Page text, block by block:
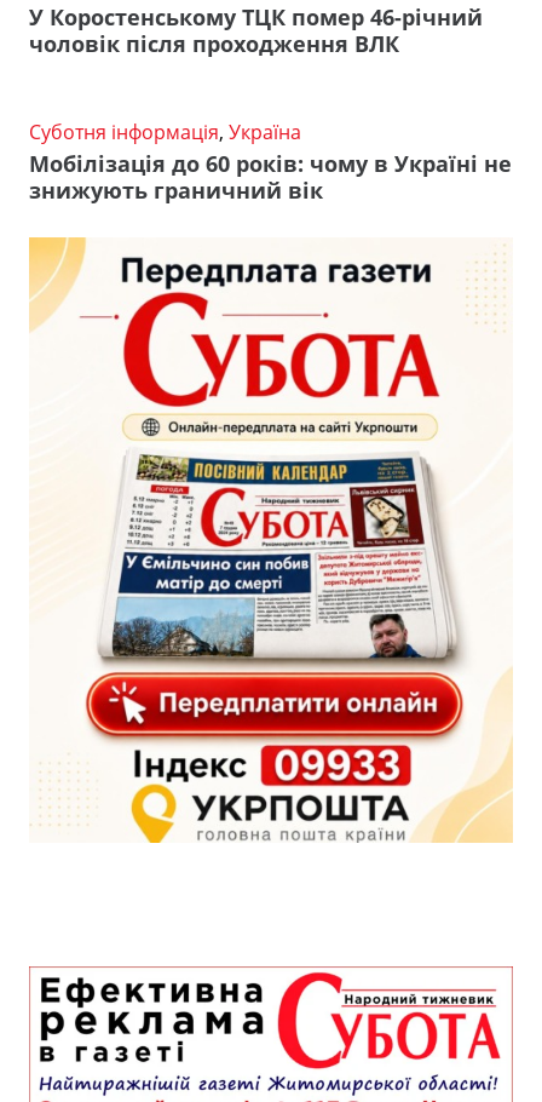
У Коростенському ТЦК помер 46-річний
чоловік після проходження ВЛК
Суботня інформація, Україна
Мобілізація до 60 років: чому в Україні не
знижують граничний вік